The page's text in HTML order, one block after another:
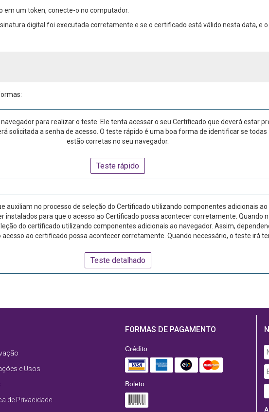
um token, conecte-o no computador.
digital foi executada corretamente e se o certificado está válido nesta data, e
para realizar o teste. Ele tenta acessar o seu Certificado que deverá estar
solicitada a senha de acesso. O teste rápido é uma boa forma de identificar se todas
estão corretas no seu navegador.
Teste rápido
auxiliam no processo de seleção do Certificado utilizando componentes adicionais
instalados para que o acesso ao Certificado possa acontecer corretamente. Quando
do certificado utilizando componentes adicionais ao navegador. Assim,
ao certificado possa acontecer corretamente. Quando necessário, o teste irá
Teste detalhado
e Usos
de Privacidade
FORMAS DE PAGAMENTO
Crédito
Boleto